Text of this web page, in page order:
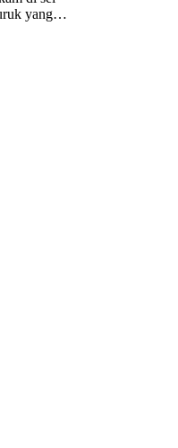
yang…